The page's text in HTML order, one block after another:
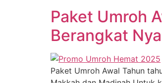
Paket Umroh
Berangkat
Paket Umroh Awal Tahun